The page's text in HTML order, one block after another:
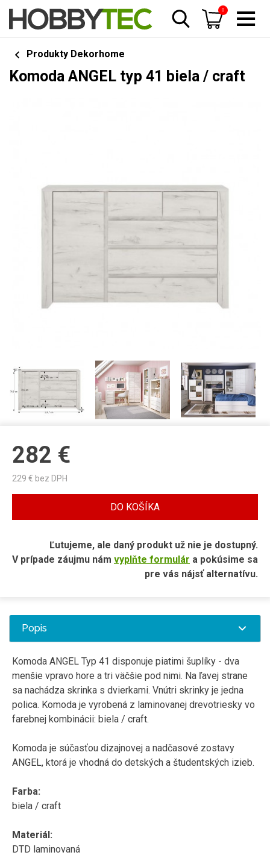
0
Produkty Dekorhome
Komoda ANGEL typ 41 biela / craft
282 €
229 € bez DPH
DO KOŠÍKA
Ľutujeme, ale daný produkt už nie je dostupný.
V prípade záujmu nám vyplňte formulár a pokúsime sa
pre vás nájsť alternatívu.
Popis
Komoda ANGEL Typ 41 disponuje piatimi šuplíky - dva
menšie vpravo hore a tri väčšie pod nimi. Na ľavej strane
sa nachádza skrinka s dvierkami. Vnútri skrinky je jedna
polica. Komoda je vyrobená z laminovanej drevotriesky vo
farebnej kombinácii: biela / craft.
Komoda je súčasťou dizajnovej a nadčasové zostavy
ANGEL, ktorá je vhodná do detských a študentských izieb.
Farba:
biela / craft
Materiál:
DTD laminovaná